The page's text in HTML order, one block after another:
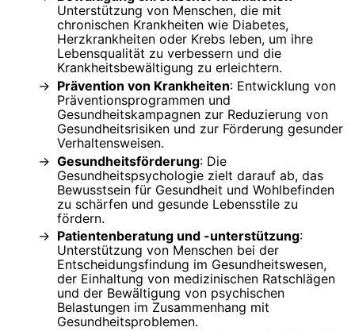
Unterstützung von Menschen, die mit
chronischen Krankheiten wie Diabetes,
Herzkrankheiten oder Krebs leben, um ihre
Lebensqualität zu verbessern und die
Krankheitsbewältigung zu erleichtern.
Prävention von Krankheiten: Entwicklung von
Präventionsprogrammen und
Gesundheitskampagnen zur Reduzierung von
Gesundheitsrisiken und zur Förderung gesunder
Verhaltensweisen.
Gesundheitsförderung: Die
Gesundheitspsychologie zielt darauf ab, das
Bewusstsein für Gesundheit und Wohlbefinden
zu schärfen und gesunde Lebensstile zu
fördern.
Patientenberatung und -unterstützung:
Unterstützung von Menschen bei der
Entscheidungsfindung im Gesundheitswesen,
der Einhaltung von medizinischen Ratschlägen
und der Bewältigung von psychischen
Belastungen im Zusammenhang mit
Gesundheitsproblemen.